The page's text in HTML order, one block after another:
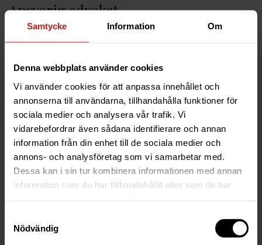
Samtycke Information Om
Denna webbplats använder cookies
Vi använder cookies för att anpassa innehållet och
annonserna till användarna, tillhandahålla funktioner för
sociala medier och analysera vår trafik. Vi
vidarebefordrar även sådana identifierare och annan
information från din enhet till de sociala medier och
annons- och analysföretag som vi samarbetar med.
Dessa kan i sin tur kombinera informationen med annan
information som du har tillhandahållit eller som de har
Nödvändig
Ansvarig advokat
Alexander Norman
076-80 28 413
Fler nyheter
17 Mar 2026
Anbudsunderlag: Näsfjället /
DalNord Holding ABs konkursbo, 556635-2059. Följande